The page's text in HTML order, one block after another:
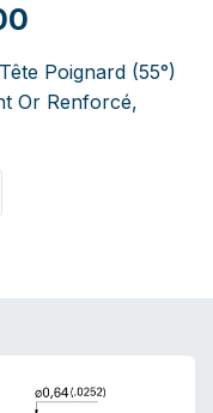
Poignard (55°)
Or Renforcé,